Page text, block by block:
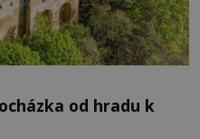
od hradu k